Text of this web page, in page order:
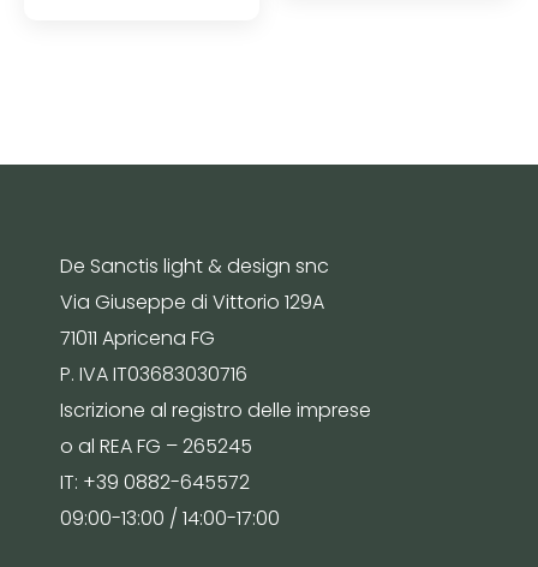
De Sanctis light & design snc
Via Giuseppe di Vittorio 129A
71011 Apricena FG
P. IVA IT03683030716
Iscrizione al registro delle imprese
o al REA FG – 265245
IT: +39 0882-645572
09:00-13:00 / 14:00-17:00